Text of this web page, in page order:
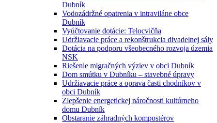
Dubník
Vodozádržné opatrenia v intraviláne obce
Dubník
Vyúčtovanie dotácie: Telocvičňa
Udržiavacie práce a rekonštrukcia divadelnej sály
Dotácia na podporu všeobecného rozvoja územia
NSK
Riešenie migračných výziev v obci Dubník
Dom smútku v Dubníku – stavebné úpravy
Udržiavacie práce a oprava časti chodníkov v
obci Dubník
Zlepšenie energetickej náročnosti kultúrneho
domu Dubník
Obstaranie záhradných kompostérov